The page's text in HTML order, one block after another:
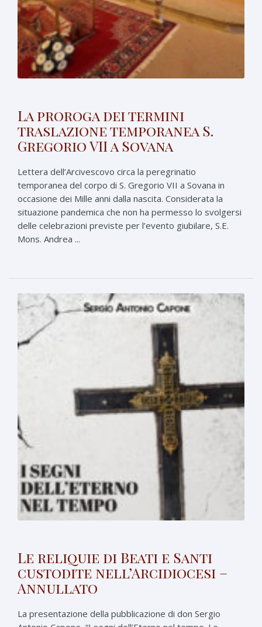
La proroga dei termini
traslazione temporanea S.
Gregorio VII a Sovana
Lettera dell’Arcivescovo circa la peregrinatio
temporanea del corpo di S. Gregorio VII a Sovana in
occasione dei Mille anni dalla nascita. Considerata la
situazione pandemica che non ha permesso lo svolgersi
delle celebrazioni previste per l’evento giubilare, S.E.
Mons. Andrea ...
Le reliquie di Beati e Santi
custodite nell’Arcidiocesi –
Annullato
La presentazione della pubblicazione di don Sergio